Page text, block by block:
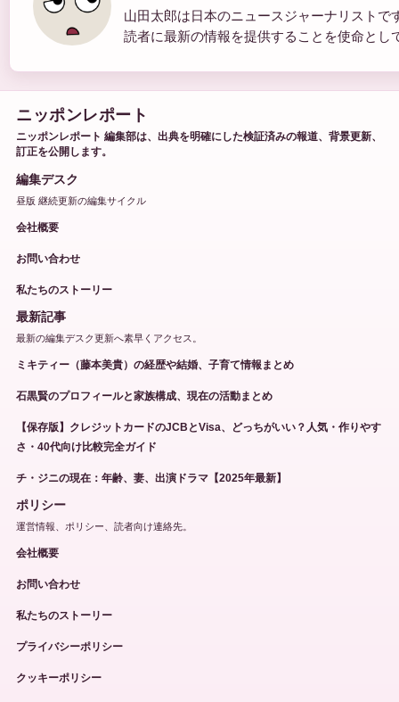
山田太郎は日本のニュースジャーナリスト
読者に最新の情報を提供することを使命とし
ニッポンレポート
ニッポンレポート 編集部は、出典を明確にした検証済みの報道、背景更新、
訂正を公開します。
編集デスク
昼版 継続更新の編集サイクル
会社概要
お問い合わせ
私たちのストーリー
最新記事
最新の編集デスク更新へ素早くアクセス。
ミキティー（藤本美貴）の経歴や結婚、子育て情報まとめ
石黒賢のプロフィールと家族構成、現在の活動まとめ
【保存版】クレジットカードのJCBとVisa、どっちがいい？人気・作りやす
さ・40代向け比較完全ガイド
チ・ジニの現在：年齢、妻、出演ドラマ【2025年最新】
ポリシー
運営情報、ポリシー、読者向け連絡先。
会社概要
お問い合わせ
私たちのストーリー
プライバシーポリシー
クッキーポリシー